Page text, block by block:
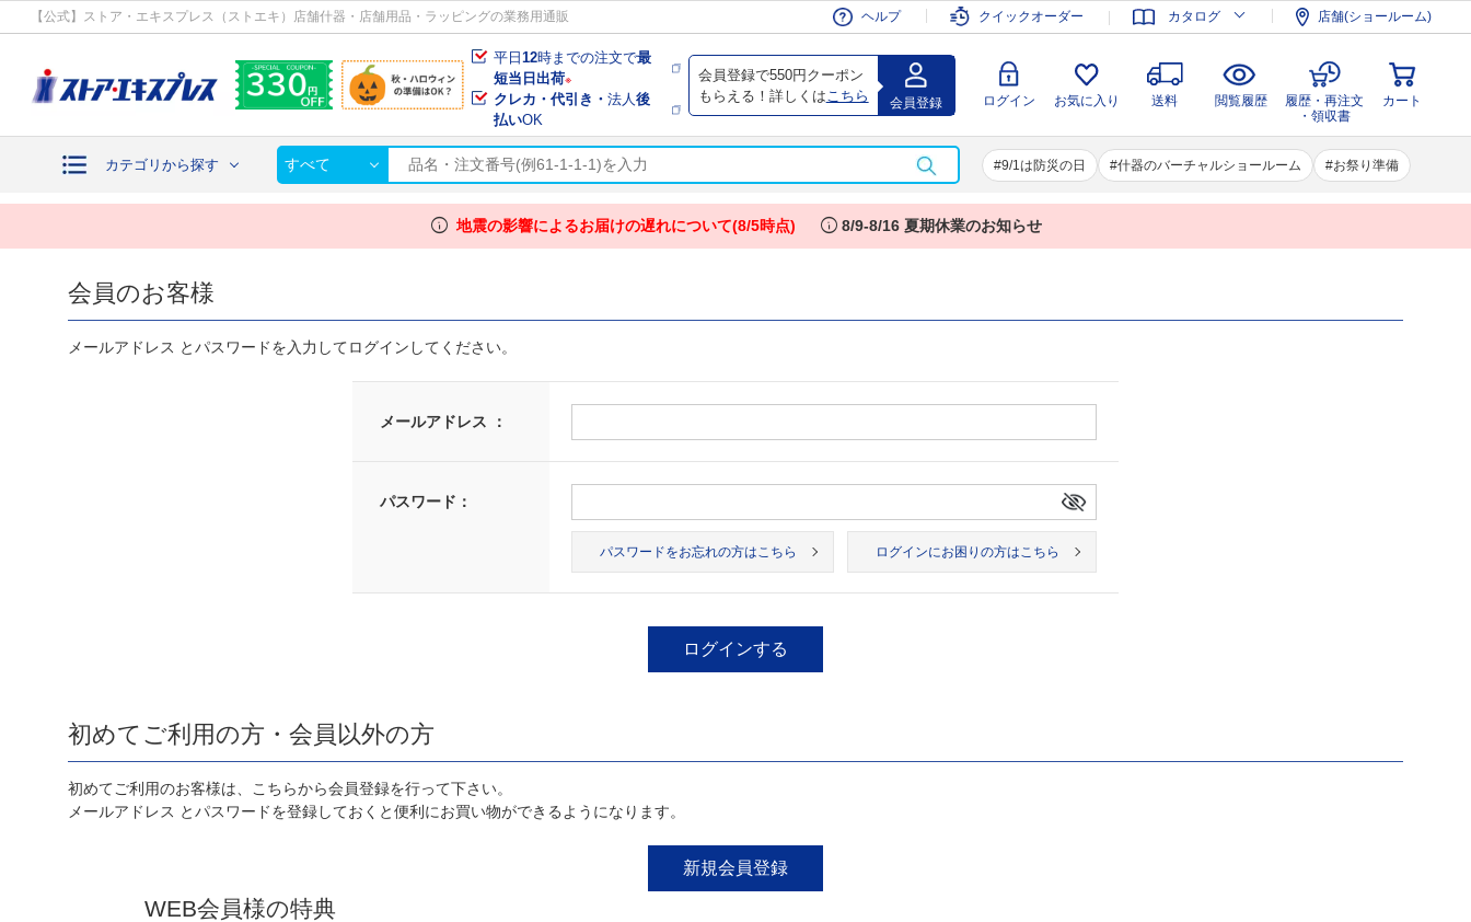
【公式】ストア・エキスプレス（ストエキ）店舗什器・店舗用品・ラッピングの業務用通販 ヘルプ クイックオーダー カタログ 店舗(ショールーム)
平日12時までの注文で最
短当日出荷※
クレカ・代引き・法人後
払いOK
会員登録で550円クーポン
もらえる！詳しくは こちら 会員登録 ログイン お気に入り 送料 閲覧履歴
履歴・再注文
・領収書
カート
カテゴリから探す すべて 9/1は防災の日 什器のバーチャルショールーム お祭り準備
会員登録 ログイン お気に入り 送料 閲覧履歴
履歴・再注文
・領収書
カート
info 地震の影響によるお届けの遅れについて(8/5時点) info 8/9-8/16 夏期休業のお知らせ
会員のお客様
メールアドレス とパスワードを入力してログインしてください。
メールアドレス ：
パスワード：
パスワードをお忘れの方はこちら ログインにお困りの方はこちら
初めてご利用の方・会員以外の方
初めてご利用のお客様は、こちらから会員登録を行って下さい。
メールアドレス とパスワードを登録しておくと便利にお買い物ができるようになります。
WEB会員様の特典